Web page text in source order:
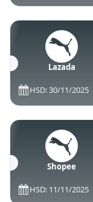
Lazada
HSD: 30/11/2025
Shopee
HSD: 11/11/2025